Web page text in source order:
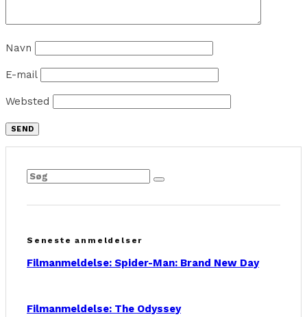
Navn
E-mail
Websted
Seneste anmeldelser
Filmanmeldelse: Spider-Man: Brand New Day
Filmanmeldelse: The Odyssey